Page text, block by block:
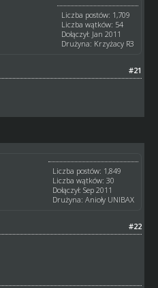
Liczba postów: 1,709
Liczba wątków: 54
Dołączył: Jan 2011
Drużyna: Krzyżacy R3
#21
Liczba postów: 1,849
Liczba wątków: 30
Dołączył: Sep 2011
Drużyna: Anioły UNIBAX
#22